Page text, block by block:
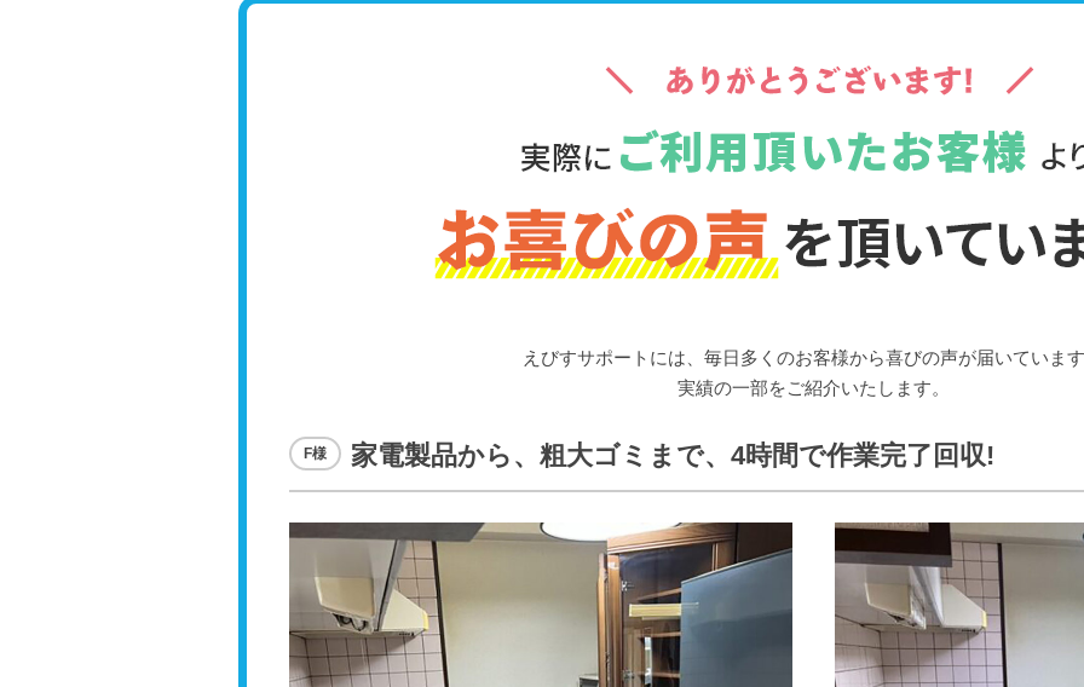
えびすサポートには、 毎日多くのお客様から喜びの声が届いていま
実績の一部をご紹介いたします。
F様 家電製品から、粗大ゴミまで、4時間で作業完了回収!